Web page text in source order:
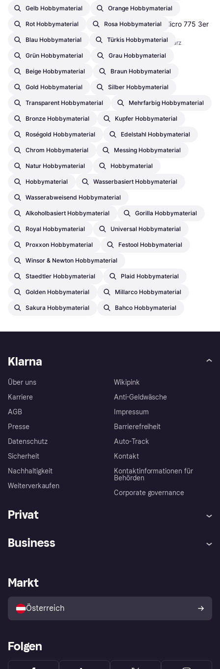
Staedtler Mars Micro 775 3er
Bleistift, Farbe: Schwarz
8 Shops
Gelb Hobbymaterial Orange Hobbymaterial
Rot Hobbymaterial Rosa Hobbymaterial
Blau Hobbymaterial Türkis Hobbymaterial
Grün Hobbymaterial Grau Hobbymaterial
Beige Hobbymaterial Braun Hobbymaterial
Gold Hobbymaterial Silber Hobbymaterial
Transparent Hobbymaterial Mehrfarbig Hobbymaterial
Bronze Hobbymaterial Kupfer Hobbymaterial
Roségold Hobbymaterial Edelstahl Hobbymaterial
Chrom Hobbymaterial Messing Hobbymaterial
Natur Hobbymaterial Hobbymaterial
Hobbymaterial Wasserbasiert Hobbymaterial
Wasserabweisend Hobbymaterial
Alkoholbasiert Hobbymaterial Gorilla Hobbymaterial
Royal Hobbymaterial Universal Hobbymaterial
Proxxon Hobbymaterial Festool Hobbymaterial
Winsor & Newton Hobbymaterial
Staedtler Hobbymaterial Plaid Hobbymaterial
Golden Hobbymaterial Millarco Hobbymaterial
Sakura Hobbymaterial Bahco Hobbymaterial
Klarna
Über uns
Karriere
AGB
Presse
Datenschutz
Sicherheit
Nachhaltigkeit
Weiterverkaufen
Wikipink
Anti-Geldwäsche
Impressum
Barrierefreiheit
Auto-Track
Kontakt
Kontaktinformationen für
Behörden
Corporate governance
Privat
Shops entdecken
Business
Händlerportal
Markt
Österreich
Folgen